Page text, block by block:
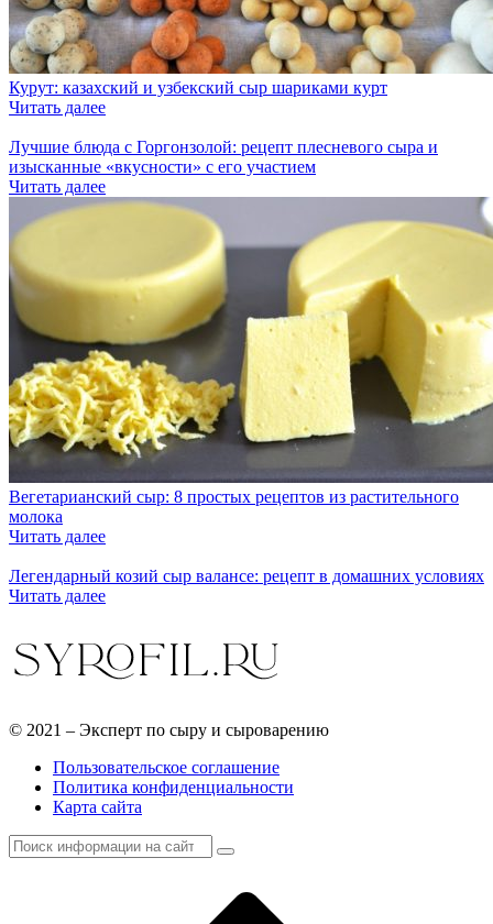
Курут: казахский и узбекский сыр шариками курт
Читать далее
Лучшие блюда с Горгонзолой: рецепт плесневого сыра и
изысканные «вкусности» с его участием
Читать далее
Вегетарианский сыр: 8 простых рецептов из растительного
молока
Читать далее
Легендарный козий сыр валансе: рецепт в домашних условиях
Читать далее
© 2021 – Эксперт по сыру и сыроварению
Пользовательское соглашение
Политика конфиденциальности
Карта сайта